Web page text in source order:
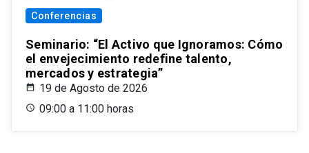
Conferencias
Seminario: “El Activo que Ignoramos: Cómo
el envejecimiento redefine talento,
mercados y estrategia”
19 de Agosto de 2026
09:00 a 11:00 horas